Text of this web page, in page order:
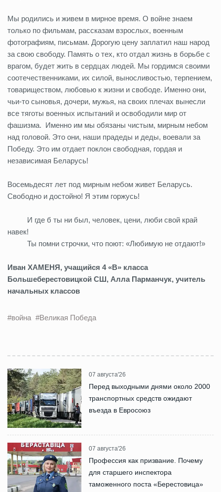
Мы родились и живем в мирное время. О войне знаем
только по фильмам, рассказам взрослых, военным
фотографиям, письмам. Дорогую цену заплатил наш народ
за свою свободу. Память о тех, кто отдал жизнь в борьбе с
врагом, будет жить в сердцах людей. Мы гордимся своими
соотечественниками, их силой, выносливостью, терпением,
товариществом, любовью к жизни и свободе. Именно они,
чьи-то сыновья, дочери, мужья, на своих плечах вынесли
все тяготы военных испытаний и освободили мир от
фашизма. Именно им мы обязаны чистым, мирным небом
над головой. Это они, наши прадеды и деды, воевали за
Победу. Это им отдает поклон свободная, гордая и
независимая Беларусь!
Восемьдесят лет под мирным небом живет Беларусь.
Свободно и достойно! Я этим горжусь!
И где б ты ни был, человек, цени, люби свой край
навек!
Ты помни строчки, что поют: «Любимую не отдают!»
Иван ХАМЕНЯ, учащийся 4 «В» класса
Большеберестовицкой СШ, Алла Парманчук, учитель
начальных классов
#война #Великая Победа
07 августа'26
Перед выходными днями около 2000
транспортных средств ожидают
въезда в Евросоюз
07 августа'26
Профессия как призвание. Почему
для старшего инспектора
таможенного поста «Берестовица»